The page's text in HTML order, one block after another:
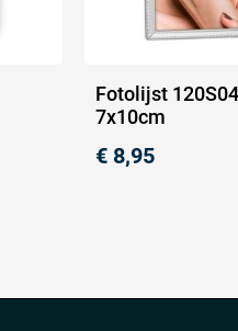
Fotolijst
7x10cm
€ 8,95